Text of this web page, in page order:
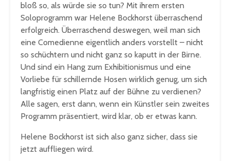
bloß so, als würde sie so tun? Mit ihrem ersten
Soloprogramm war Helene Bockhorst überraschend
erfolgreich. Überraschend deswegen, weil man sich
eine Comedienne eigentlich anders vorstellt – nicht
so schüchtern und nicht ganz so kaputt in der Birne.
Und sind ein Hang zum Exhibitionismus und eine
Vorliebe für schillernde Hosen wirklich genug, um sich
langfristig einen Platz auf der Bühne zu verdienen?
Alle sagen, erst dann, wenn ein Künstler sein zweites
Programm präsentiert, wird klar, ob er etwas kann.
Helene Bockhorst ist sich also ganz sicher, dass sie
jetzt auffliegen wird.